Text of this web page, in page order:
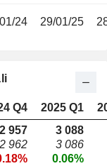
24 29/01/25
Q4 2025 Q1
2 957
2 962
3 088
3 086
0.06%